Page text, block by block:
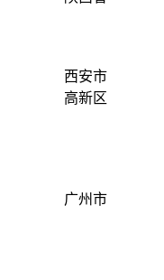
西安市
高新区
广州市